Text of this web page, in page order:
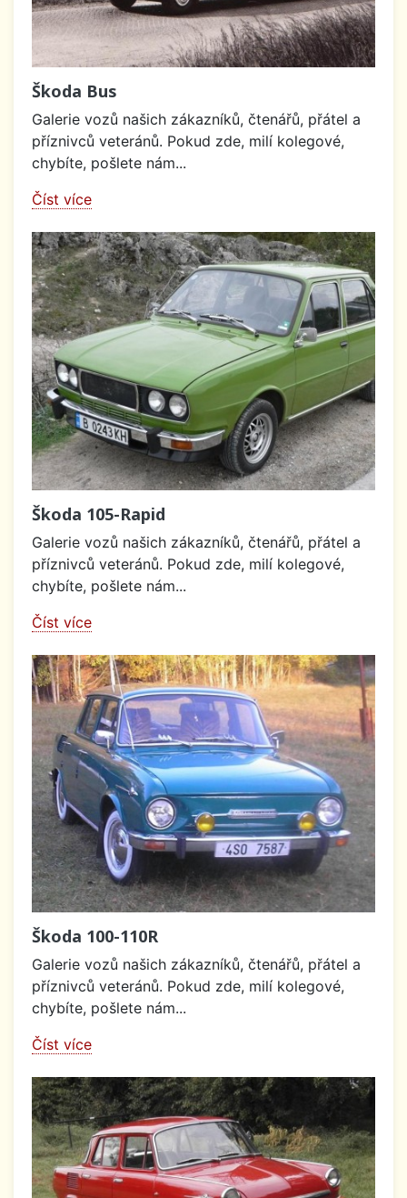
Škoda Bus
Galerie vozů našich zákazníků, čtenářů, přátel a
příznivců veteránů. Pokud zde, milí kolegové,
chybíte, pošlete nám...
Číst více
Škoda 105-Rapid
Galerie vozů našich zákazníků, čtenářů, přátel a
příznivců veteránů. Pokud zde, milí kolegové,
chybíte, pošlete nám...
Číst více
Škoda 100-110R
Galerie vozů našich zákazníků, čtenářů, přátel a
příznivců veteránů. Pokud zde, milí kolegové,
chybíte, pošlete nám...
Číst více